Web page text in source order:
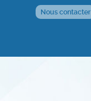
Nous contacter